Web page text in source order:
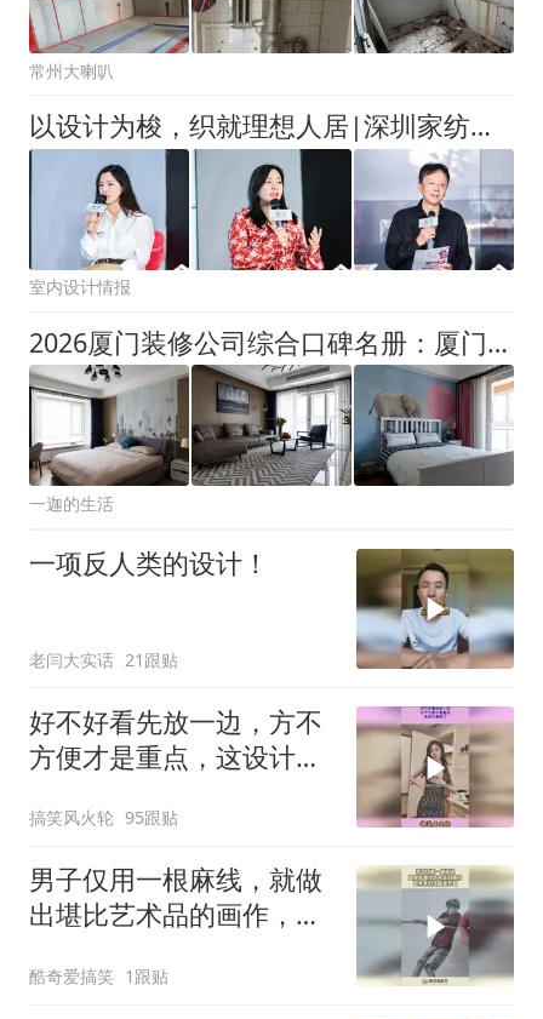
常州大喇叭
以设计为梭，织就理想人居|深圳家纺家居展「织·境」全案软装设计大赛正式启动
室内设计情报
2026厦门装修公司综合口碑名册：厦门业主高频讨论与真实盘点
一迦的生活
一项反人类的设计！
老闫大实话 21跟贴
好不好看先放一边，方不
方便才是重点，这设计真
搞笑风火轮 95跟贴
男子仅用一根麻线，就做
出堪比艺术品的画作，艺
酷奇爱搞笑 1跟贴